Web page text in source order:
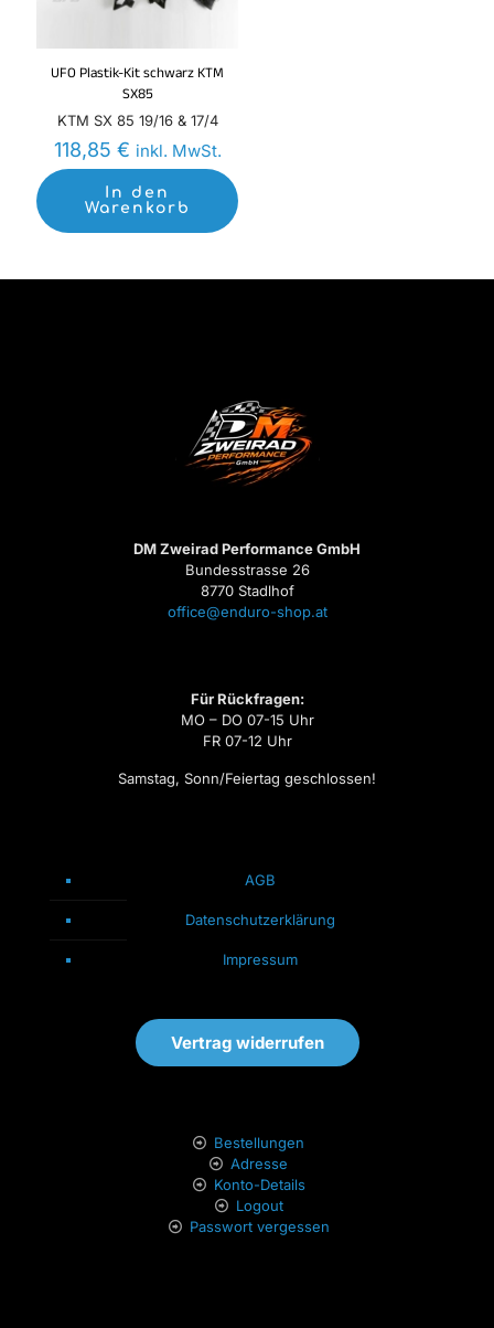
UFO Plastik-Kit schwarz KTM
SX85
KTM SX 85 19/16 & 17/4
118,85 € inkl. MwSt.
In den
Warenkorb
DM Zweirad Performance GmbH
Bundesstrasse 26
8770 Stadlhof
office@enduro-shop.at
Für Rückfragen:
MO – DO 07-15 Uhr
FR 07-12 Uhr
Samstag, Sonn/Feiertag geschlossen!
AGB
Datenschutzerklärung
Impressum
Vertrag widerrufen
Bestellungen
Adresse
Konto-Details
Logout
Passwort vergessen